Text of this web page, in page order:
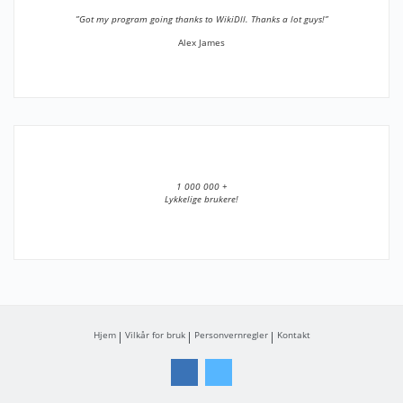
”Got my program going thanks to WikiDll. Thanks a lot guys!”
Alex James
1 000 000 +
Lykkelige brukere!
Hjem Vilkår for bruk Personvernregler Kontakt